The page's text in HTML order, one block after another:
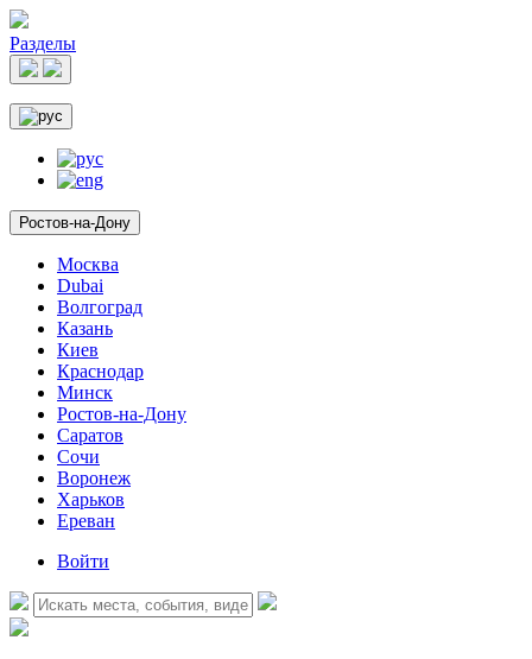
Разделы
Ростов-на-Дону
Москва
Dubai
Волгоград
Казань
Киев
Краснодар
Минск
Ростов-на-Дону
Саратов
Сочи
Воронеж
Харьков
Ереван
Войти